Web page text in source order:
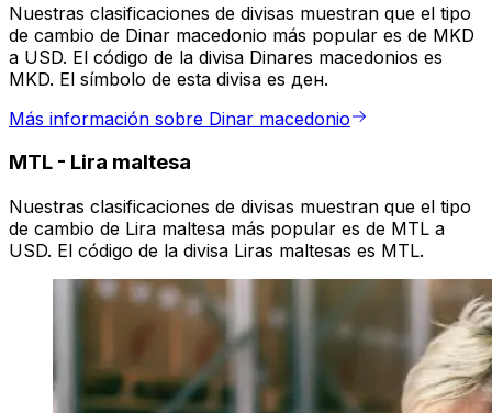
Nuestras clasificaciones de divisas muestran que el tipo
de cambio de Dinar macedonio más popular es de MKD
a USD. El código de la divisa Dinares macedonios es
MKD. El símbolo de esta divisa es ден.
Más información sobre Dinar macedonio
MTL - Lira maltesa
Nuestras clasificaciones de divisas muestran que el tipo
de cambio de Lira maltesa más popular es de MTL a
USD. El código de la divisa Liras maltesas es MTL.